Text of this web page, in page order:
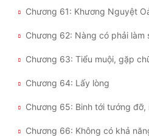
Chương 61: Khương Nguyệt
Chương 62: Nàng có phải làm
Chương 63: Tiểu muội, gặp
Chương 64: Lấy lòng
Chương 65: Binh tới tướng
Chương 66: Không có khả